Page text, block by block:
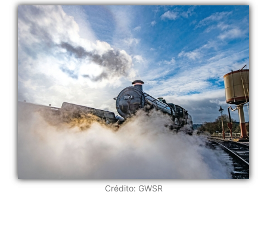
Crédito: GWSR